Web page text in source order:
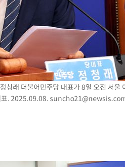
청래 더불어민주당 대표가 8일 오전 서
표. 2025.09.08.